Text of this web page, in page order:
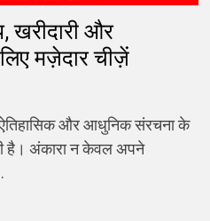
खरीदारी और
मज़ेदार चीज़ें
ऐतिहासिक और आधुनिक संरचना के
है। अंकारा न केवल अपने